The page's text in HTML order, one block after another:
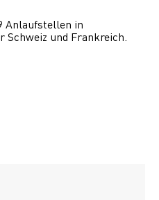
Anlaufstellen in
Schweiz und Frankreich.